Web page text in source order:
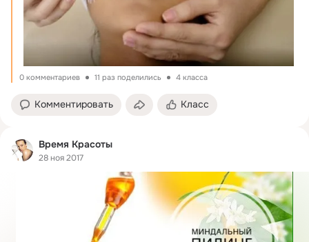
0 комментариев 11 раз поделились 4 класса
Комментировать Класс
Время Красоты
28 ноя 2017